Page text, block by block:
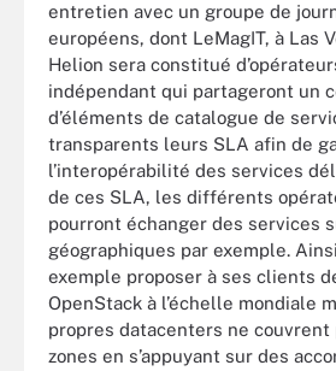
entretien avec un groupe de
européens, dont LeMagIT, à Las
Helion sera constitué
indépendant qui partageront un
d’éléments de catalogue de
transparents leurs SLA afin de
l’interopérabilité des services
de ces SLA, les différents
pourront échanger des services
géographiques par exemple.
exemple proposer à ses clients
OpenStack à l’échelle mondiale
propres datacenters ne couvrent
zones en s’appuyant sur des